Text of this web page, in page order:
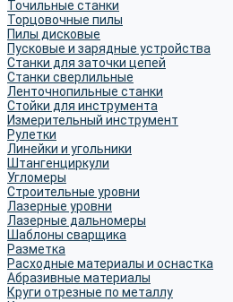
Точильные станки
Торцовочные пилы
Пилы дисковые
Пусковые и зарядные устройства
Станки для заточки цепей
Станки сверлильные
Ленточнопильные станки
Стойки для инструмента
Измерительный инструмент
Рулетки
Линейки и угольники
Штангенциркули
Угломеры
Строительные уровни
Лазерные уровни
Лазерные дальномеры
Шаблоны сварщика
Разметка
Расходные материалы и оснастка
Абразивные материалы
Круги отрезные по металлу